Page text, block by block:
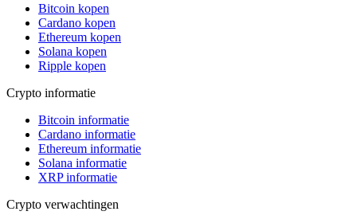
Bitcoin kopen
Cardano kopen
Ethereum kopen
Solana kopen
Ripple kopen
Crypto informatie
Bitcoin informatie
Cardano informatie
Ethereum informatie
Solana informatie
XRP informatie
Crypto verwachtingen